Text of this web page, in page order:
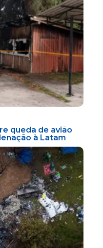
queda de avião
à Latam